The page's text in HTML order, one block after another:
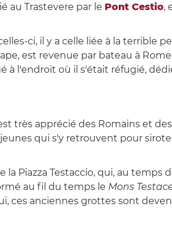
au Trastevere par le Pont Cestio,
ci, il y a celle liée à la terrible
est revenue par bateau à
l'endroit où il s'était réfugié,
très apprécié des Romains et
qui s'y retrouvent pour
la Piazza Testaccio, qui, au temps
au fil du temps le Mons
ces anciennes grottes sont